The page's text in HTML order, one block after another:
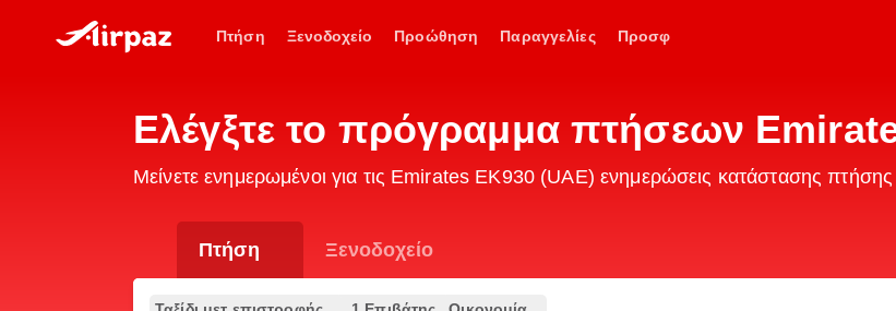
Πτήση Ξενοδοχείο Προώθηση Παραγγελίες Προσφ
Ελέγξτε το πρόγραμμα πτήσεων
Μείνετε ενημερωμένοι για τις Emirates EK930 (UAE) ενημερώσεις κατάστασης
Πτήση Ξενοδοχείο